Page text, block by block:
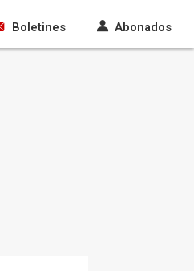
Boletines Abonados